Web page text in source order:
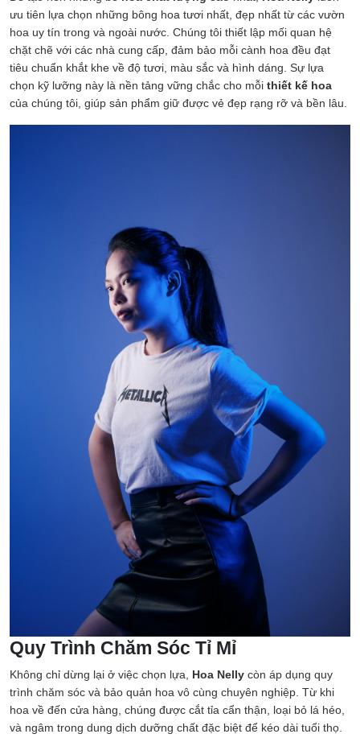
ưu tiên lựa chọn những bông hoa tươi nhất, đẹp nhất từ các vườn
hoa uy tín trong và ngoài nước. Chúng tôi thiết lập mối quan hệ
chặt chẽ với các nhà cung cấp, đảm bảo mỗi cành hoa đều đạt
tiêu chuẩn khắt khe về độ tươi, màu sắc và hình dáng. Sự lựa
chọn kỹ lưỡng này là nền tảng vững chắc cho mỗi thiết kế hoa
của chúng tôi, giúp sản phẩm giữ được vẻ đẹp rạng rỡ và bền lâu.
Quy Trình Chăm Sóc Tỉ Mỉ
Không chỉ dừng lại ở việc chọn lựa, Hoa Nelly còn áp dụng quy
trình chăm sóc và bảo quản hoa vô cùng chuyên nghiệp. Từ khi
hoa về đến cửa hàng, chúng được cắt tỉa cẩn thận, loại bỏ lá héo,
và ngâm trong dung dịch dưỡng chất đặc biệt để kéo dài tuổi thọ.